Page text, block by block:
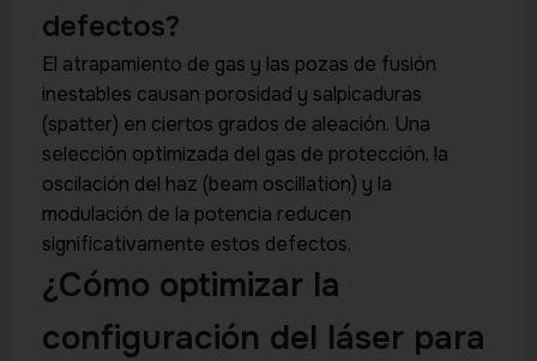
defectos?
El atrapamiento de gas y las pozas de fusión
inestables causan porosidad y salpicaduras
(spatter) en ciertos grados de aleación. Una
selección optimizada del gas de protección, la
oscilación del haz (beam oscillation) y la
modulación de la potencia reducen
significativamente estos defectos.
¿Cómo optimizar la
configuración del láser para